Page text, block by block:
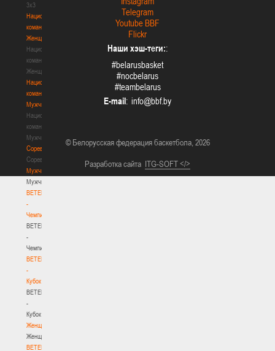
3х3
Национальная
команда.
Женщины
Национальная
команда.
Женщины
Национальная
команда.
Мужчины
Национальная
команда.
Мужчины
Соревнования
Соревнования
Мужчины
Мужчины
BETERA
-
Чемпионат
BETERA
-
Чемпионат
BETERA
-
Кубок
BETERA
-
Кубок
Женщины
Женщины
BETERA
Telegram
Youtube BBF
Flickr
Наши хэш-теги::
#belarusbasket
#nocbelarus
#teambelarus
E-mail:
© Белорусская федерация баскетбола, 2026
Разработка сайта ITG-SOFT </>